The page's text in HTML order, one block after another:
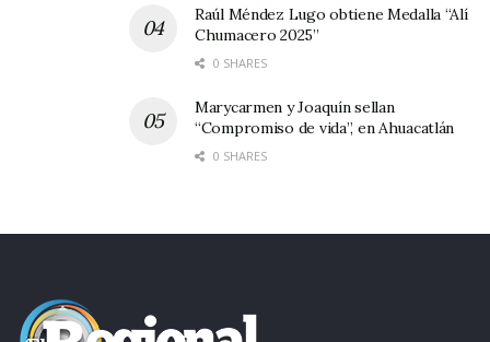
Raúl Méndez Lugo obtiene Medalla “Alí
Chumacero 2025”
0 SHARES
Marycarmen y Joaquín sellan
“Compromiso de vida”, en Ahuacatlán
0 SHARES